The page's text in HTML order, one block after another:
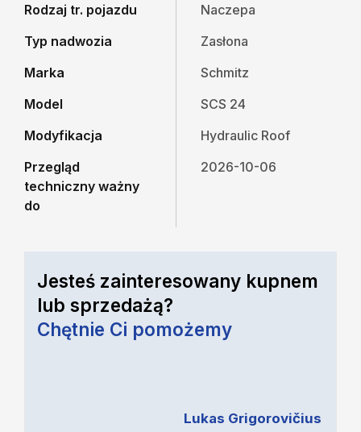
Rodzaj tr. pojazdu
Typ nadwozia
Marka
Model
Modyfikacja
Przegląd
techniczny ważny
do
Naczepa
Zasłona
Schmitz
SCS 24
Hydraulic Roof
2026-10-06
Jesteś zainteresowany kupnem
lub sprzedażą?
Chętnie Ci pomożemy
Lukas Grigorovičius